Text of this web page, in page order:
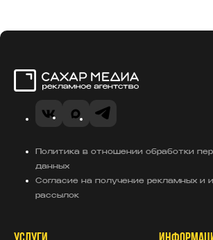
VK MAXTelegram
Политика в отношении обработки
данных
Согласие на получение рекламных и
рассылок